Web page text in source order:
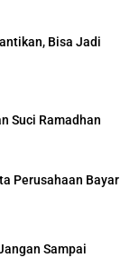
Bisa Jadi
Suci Ramadhan
Perusahaan Bayar
Sampai